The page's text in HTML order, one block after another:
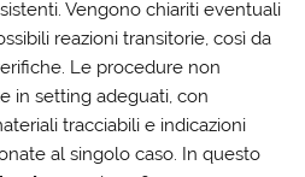
Vengono chiariti eventuali
reazioni transitorie, così da
Le procedure non
in setting adeguati, con
tracciabili e indicazioni
al singolo caso. In questo